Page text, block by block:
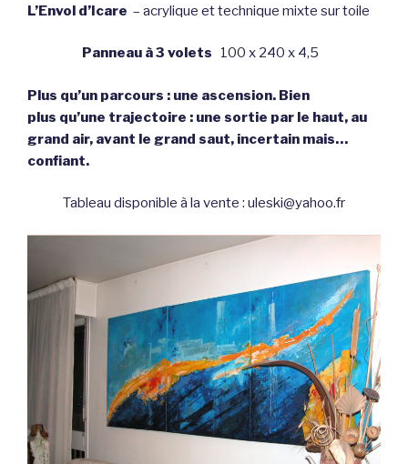
L’Envol d’Icare – acrylique et technique mixte sur toile
Panneau à 3 volets 100 x 240 x 4,5
Plus qu’un parcours : une ascension. Bien
plus qu’une trajectoire : une sortie par le haut, au
grand air, avant le grand saut, incertain mais…
confiant.
Tableau disponible à la vente : uleski@yahoo.fr